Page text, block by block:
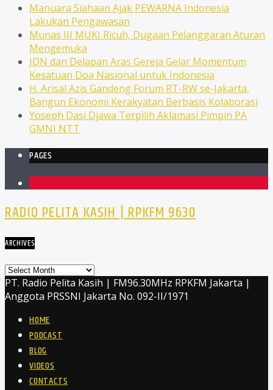
Manuara Siahaan Ajak PEWARNA Indonesia
Lakukan Pengawasan
Munas III MUKI Ricuh, Dugaan Pelanggaran Aturan
Mengemuka
JDN dan Delapan Aras Gereja Gelar Momentum
Kesatuan Doa Nasional untuk Indonesia
H. Arisal Azis Gandeng Forum RT-RW se-Jakarta,
Bangun Ekonomi Kerakyatan Berbasis Kolaborasi
Yoseph Dasi Djawa Terpilih Aklamasi Pimpin PA
GMNI NTT
PAGES
RADIO PELITA KASIH | RPKFM 9630
ARCHIVES
Archives
PT. Radio Pelita Kasih | FM96.30MHz RPKFM Jakarta |
Anggota PRSSNI Jakarta No. 092-II/1971
HOME
PODCAST
BLOG
VIDEOS
CONTACTS